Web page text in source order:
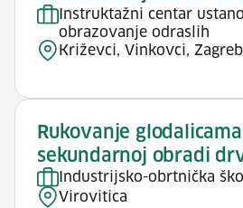
Instruktažni centar
obrazovanje odraslih
Križevci, Vinkovci, Zagreb
Rukovanje
sekundarnoj obradi
Industrijsko-obrtnička
Virovitica